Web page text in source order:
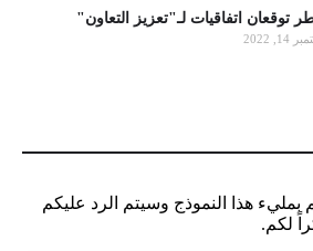
توقعان اتفاقيات لـ"تعزيز التعاون"
2022
بمليء هذا النموذج وسيتم الرد عليكم
لكم.